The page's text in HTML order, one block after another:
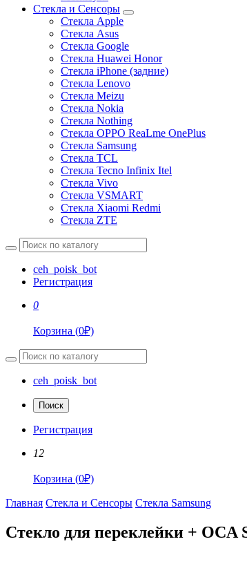
Стекла и Сенсоры
Стекла Apple
Стекла Asus
Стекла Google
Стекла Huawei Honor
Стекла iPhone (задние)
Стекла Lenovo
Стекла Meizu
Стекла Nokia
Стекла Nothing
Стекла OPPO ReaLme OnePlus
Стекла Samsung
Стекла TCL
Стекла Tecno Infinix Itel
Стекла Vivo
Стекла VSMART
Стекла Xiaomi Redmi
Стекла ZTE
ceh_poisk_bot
Регистрация
0
Корзина (0₽)
ceh_poisk_bot
Поиск
Регистрация
12
Корзина (0₽)
Главная Стекла и Сенсоры Стекла Samsung
Стекло для переклейки + OCA